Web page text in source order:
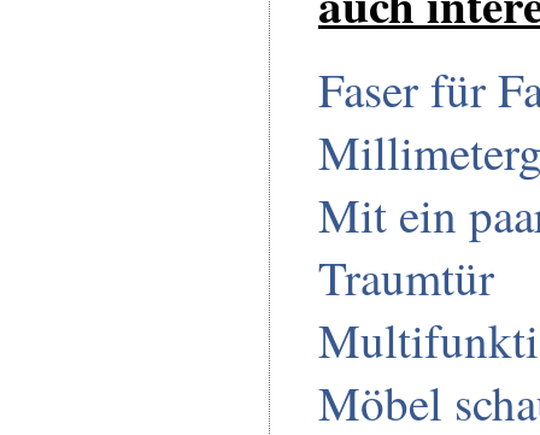
Faser für
Mit ein
Traumtür
Möbel